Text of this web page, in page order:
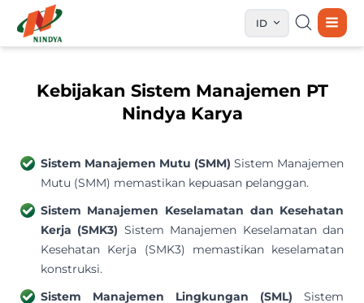
ID
Kebijakan Sistem Manajemen PT
Nindya Karya
Sistem Manajemen Mutu (SMM) Sistem Manajemen
Mutu (SMM) memastikan kepuasan pelanggan.
Sistem Manajemen Keselamatan dan Kesehatan
Kerja (SMK3) Sistem Manajemen Keselamatan dan
Kesehatan Kerja (SMK3) memastikan keselamatan
konstruksi.
Sistem Manajemen Lingkungan (SML) Sistem